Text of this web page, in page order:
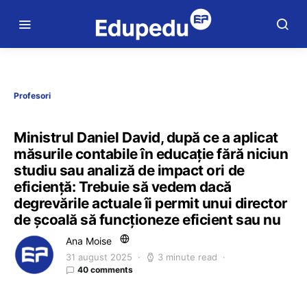
Profesori
Ministrul Daniel David, după ce a aplicat
măsurile contabile în educație fără niciun
studiu sau analiză de impact ori de
eficiență: Trebuie să vedem dacă
degrevările actuale îi permit unui director
de școală să funcționeze eficient sau nu
Ana Moise
31 august 2025 3 minute read
40 comments